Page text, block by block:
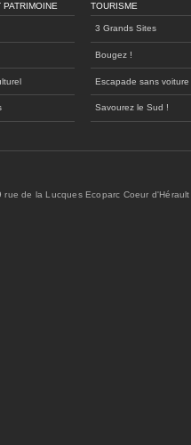
PATRIMOINE TOURISME
3 Grands Sites
Bougez !
Escapade sans voiture
Savourez le Sud !
rue de la Lucques Ecoparc Coeur